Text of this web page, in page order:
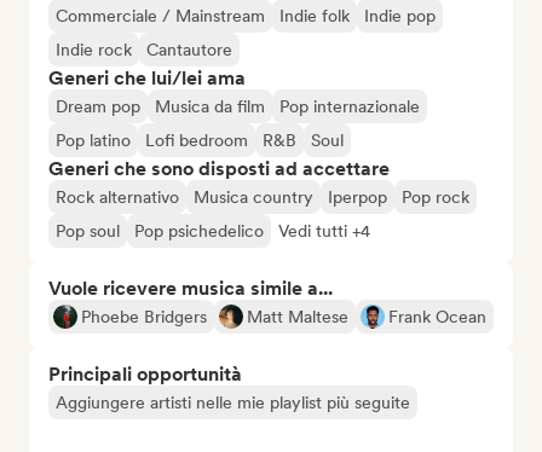
Commerciale / Mainstream Indie folk
Indie pop
Indie rock
Cantautore
Generi che lui/lei ama
Dream pop Musica da film
Pop internazionale
Pop latino
Lofi bedroom R&B Soul
Generi che sono disposti ad accettare
Rock alternativo Musica country Iperpop
Pop rock
Pop soul
Pop psichedelico Vedi tutti +4
Vuole ricevere musica simile a...
Phoebe Bridgers Matt Maltese Frank Ocean
Principali opportunità
Aggiungere artisti nelle mie playlist più seguite